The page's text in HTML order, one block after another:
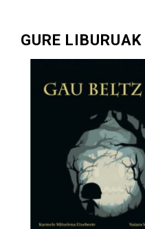
GURE LIBURUAK